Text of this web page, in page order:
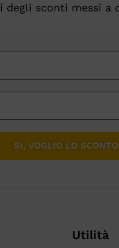
degli sconti messi a
SI, VOGLIO LO SCONTO
Utilità